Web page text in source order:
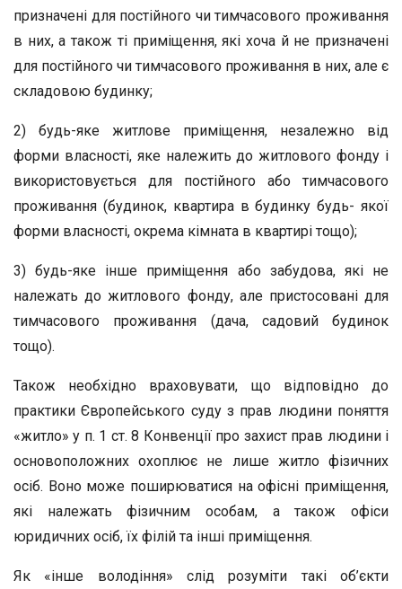
призначені для постійного чи тимчасового проживання
в них, а також ті приміщення, які хоча й не призначені
для постійного чи тимчасового проживання в них, але є
складовою будинку;
2) будь-яке житлове приміщення, незалежно від
форми власності, яке належить до житлового фонду і
використовується для постійного або тимчасового
проживання (будинок, квартира в будинку будь- якої
форми власності, окрема кімната в квартирі тощо);
3) будь-яке інше приміщення або забудова, які не
належать до житлового фонду, але пристосовані для
тимчасового проживання (дача, садовий будинок
тощо).
Також необхідно враховувати, що відповідно до
практики Європейського суду з прав людини поняття
«житло» у п. 1 ст. 8 Конвенції про захист прав людини і
основоположних охоплює не лише житло фізичних
осіб. Воно може поширюватися на офісні приміщення,
які належать фізичним особам, а також офіси
юридичних осіб, їх філій та інші приміщення.
Як «інше володіння» слід розуміти такі об’єкти